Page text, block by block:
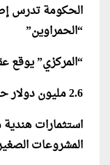
الحكومة تدرس
“الحمراوين”
“المركزي” يوقع عقوبات على 28
2.6 مليون دولار حجم التجارة الإلكترونية في مصر
استثمارات
المشروعات